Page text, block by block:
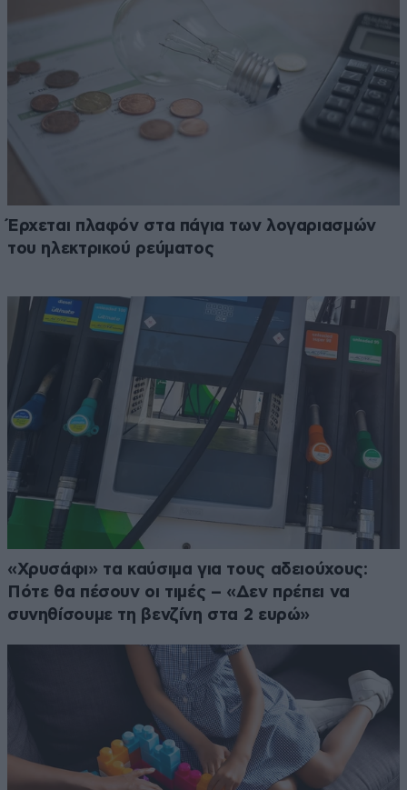
Έρχεται πλαφόν στα πάγια των λογαριασμών
του ηλεκτρικού ρεύματος
«Χρυσάφι» τα καύσιμα για τους αδειούχους:
Πότε θα πέσουν οι τιμές – «Δεν πρέπει να
συνηθίσουμε τη βενζίνη στα 2 ευρώ»